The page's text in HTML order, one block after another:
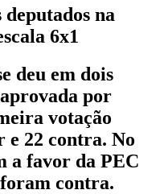
na
6x1
deu em dois
por
votação
e 22 contra. No
a favor da PEC
contra.